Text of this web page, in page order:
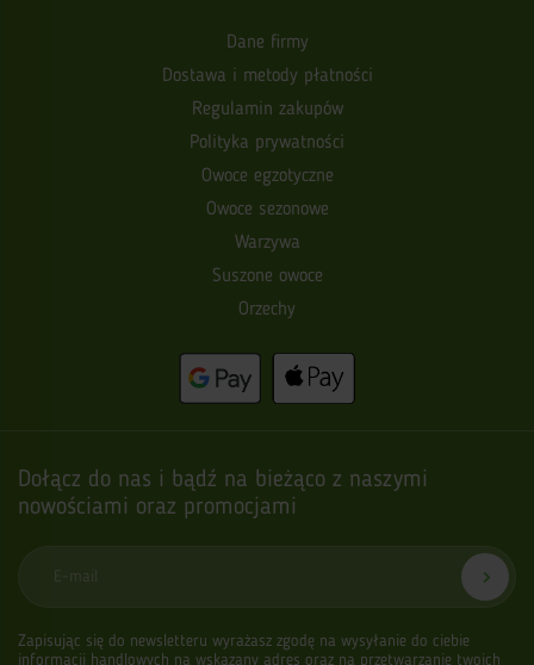
Dane firmy
Dostawa i metody płatności
Regulamin zakupów
Polityka prywatności
Owoce egzotyczne
Owoce sezonowe
Warzywa
Suszone owoce
Orzechy
Dołącz do nas i bądź na bieżąco z naszymi
nowościami oraz promocjami
E-mail
Zapisując się do newsletteru wyrażasz zgodę na wysyłanie do ciebie
informacji handlowych na wskazany adres oraz na przetwarzanie twoich